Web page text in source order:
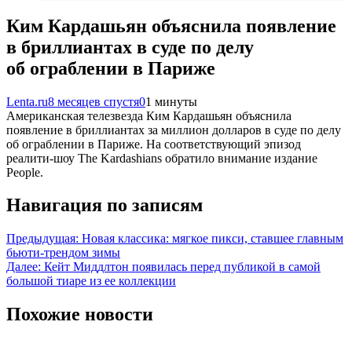
Ким Кардашьян объяснила появление
в бриллиантах в суде по делу
об ограблении в Париже
Lenta.ru8 месяцев спустя01 минуты
Американская телезвезда Ким Кардашьян объяснила
появление в бриллиантах за миллион долларов в суде по делу
об ограблении в Париже. На соответствующий эпизод
реалити-шоу The Kardashians обратило внимание издание
People.
Навигация по записям
Предыдущая: Новая классика: мягкое пикси, ставшее главным
бьюти-трендом зимы
Далее: Кейт Миддлтон появилась перед публикой в самой
большой тиаре из ее коллекции
Похожие новости